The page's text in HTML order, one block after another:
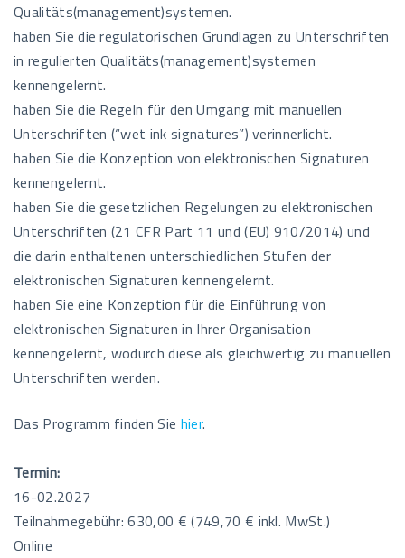
Qualitäts(management)systemen.
haben Sie die regulatorischen Grundlagen zu Unterschriften
in regulierten Qualitäts(management)systemen
kennengelernt.
haben Sie die Regeln für den Umgang mit manuellen
Unterschriften (“wet ink signatures”) verinnerlicht.
haben Sie die Konzeption von elektronischen Signaturen
kennengelernt.
haben Sie die gesetzlichen Regelungen zu elektronischen
Unterschriften (21 CFR Part 11 und (EU) 910/2014) und
die darin enthaltenen unterschiedlichen Stufen der
elektronischen Signaturen kennengelernt.
haben Sie eine Konzeption für die Einführung von
elektronischen Signaturen in Ihrer Organisation
kennengelernt, wodurch diese als gleichwertig zu manuellen
Unterschriften werden.
Das Programm finden Sie hier.
Termin:
16-02.2027
Teilnahmegebühr: 630,00 € (749,70 € inkl. MwSt.)
Online